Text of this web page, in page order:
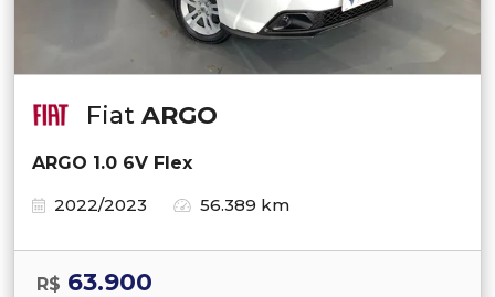
Fiat ARGO
ARGO 1.0 6V Flex
2022/2023
56.389 km
R$ 63.900